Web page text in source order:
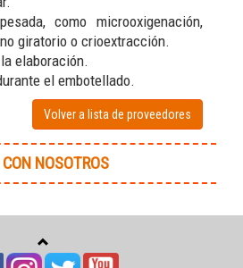
como microoxigenación,
giratorio o crioextracción.
elaboración.
el embotellado.
Volver a lista de proveedores
NOSOTROS